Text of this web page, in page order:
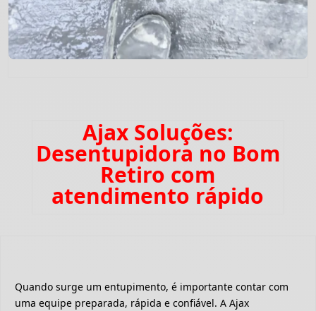
Ajax Soluções:
Desentupidora no Bom
Retiro com
atendimento rápido
Quando surge um entupimento, é importante contar com
uma equipe preparada, rápida e confiável. A Ajax